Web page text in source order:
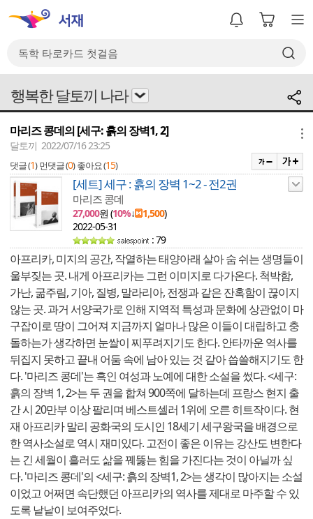
행복한 달토끼 나라
마리즈 콩데의 [세구: 흙의 장벽1, 2]
달토끼 2022/07/16 23:25
댓글 (1) 먼댓글 (0) 좋아요 (15)
[세트] 세구 : 흙의 장벽 1~2 - 전2권
마리즈 콩데
27,000원 (10%↓ 1,500)
2022-05-31
: 79
아프리카, 미지의 공간, 작열하는 태양아래 살아 숨 쉬는 생명들이
울부짖는 곳. 내게 아프리카는 그런 이미지로 다가온다. 척박함,
가난, 굶주림, 기아, 질병, 말라리아, 전쟁과 같은 잔혹함이 끊이지
않는 곳. 과거 서양국가로 인해 지역적 특성과 문화에 상관없이 마
구잡이로 땅이 그어져 지금까지 얼마나 많은 이들이 대립하고 충
돌하는가 생각하면 눈쌀이 찌푸려지기도 한다. 안타까운 역사를
뒤집지 못하고 끝내 어둠 속에 남아 있는 것 같아 씁쓸해지기도 한
다. '마리즈 콩데'는 흑인 여성과 노예에 대한 소설을 썼다. <세구:
흙의 장벽 1, 2>는 두 권을 합쳐 900쪽에 달하는데 프랑스 현지 출
간 시 20만부 이상 팔리며 베스트셀러 1위에 오른 히트작이다. 현
재 아프리카 말리 공화국의 도시인 18세기 세구왕국을 배경으로
한 역사소설로 역시 재미있다. 고전이 좋은 이유는 강산도 변한다
는 긴 세월이 흘러도 삶을 꿰뚫는 힘을 가진다는 것이 아닐까 싶
다. '마리즈 콩데'의 <세구: 흙의 장벽1, 2>는 생각이 많아지는 소설
이었고 어쩌면 속단했던 아프리카의 역사를 제대로 마주할 수 있
도록 낱낱이 보여주었다.